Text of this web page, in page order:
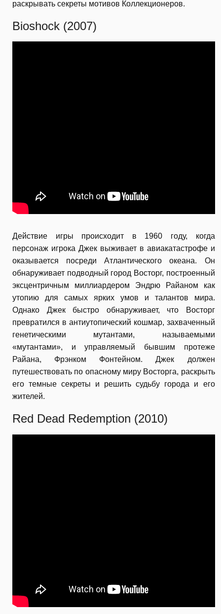
раскрывать секреты мотивов Коллекционеров.
Bioshock (2007)
Действие игры происходит в 1960 году, когда
персонаж игрока Джек выживает в авиакатастрофе и
оказывается посреди Атлантического океана. Он
обнаруживает подводный город Восторг, построенный
эксцентричным миллиардером Эндрю Райаном как
утопию для самых ярких умов и талантов мира.
Однако Джек быстро обнаруживает, что Восторг
превратился в антиутопический кошмар, захваченный
генетическими мутантами, называемыми
«мутантами», и управляемый бывшим протеже
Райана, Фрэнком Фонтейном. Джек должен
путешествовать по опасному миру Восторга, раскрыть
его темные секреты и решить судьбу города и его
жителей.
Red Dead Redemption (2010)